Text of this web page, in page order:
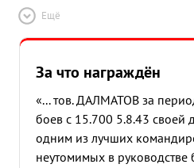
Ещё
За что награждён
«... тов. ДАЛМАТОВ за
боев с 15.700 5.8.43 своей
одним из лучших
неутомимых в